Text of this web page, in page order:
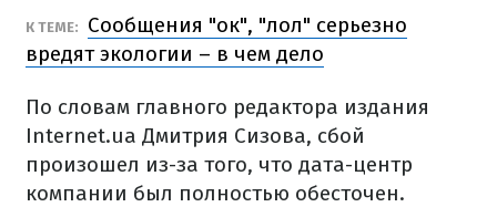
К ТЕМЕ:
Сообщения "ок", "лол" серьезно
вредят экологии – в чем дело
По словам главного редактора издания
Internet.ua Дмитрия Сизова, сбой
произошел из-за того, что дата-центр
компании был полностью обесточен.